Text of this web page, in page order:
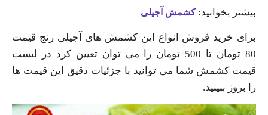
بیشتر بخوانید:کشمش آجیلی
برای خرید فروش انواع این کشمش های آجیلی رنج قیمت
80 تومان تا 500 تومان را می توان تعیین کرد در لیست
قیمت کشمش شما می توانید با جزئیات دقیق این قیمت ها
را بروز ببینید.